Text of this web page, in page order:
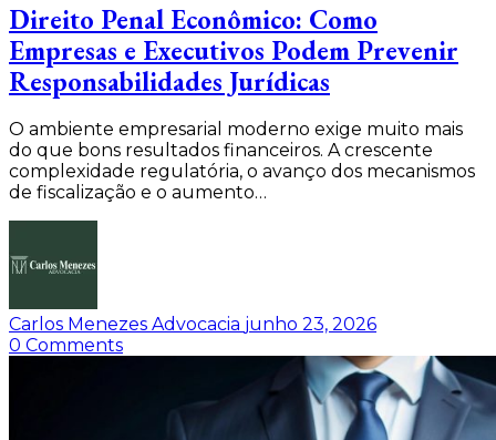
Direito Penal Econômico: Como
Empresas e Executivos Podem Prevenir
Responsabilidades Jurídicas
O ambiente empresarial moderno exige muito mais
do que bons resultados financeiros. A crescente
complexidade regulatória, o avanço dos mecanismos
de fiscalização e o aumento…
Carlos Menezes Advocacia junho 23, 2026
0 Comments